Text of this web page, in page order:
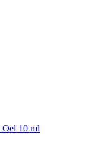
10 ml